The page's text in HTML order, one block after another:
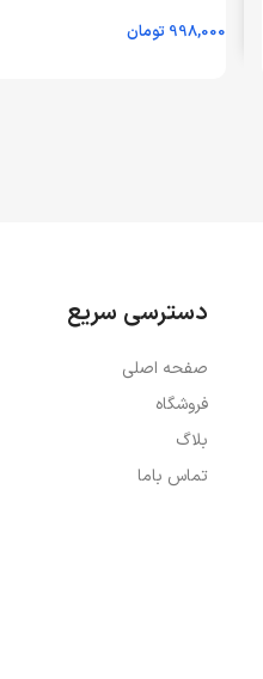
998,000 تومان
دسترسی سریع
صفحه اصلی
فروشگاه
بلاگ
تماس باما